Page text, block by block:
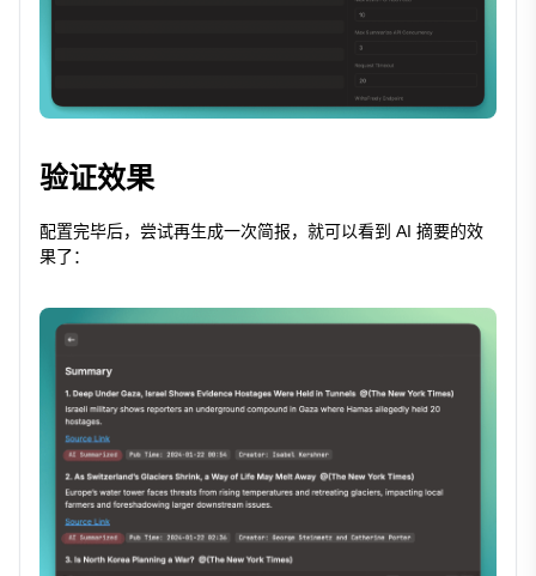
验证效果
配置完毕后，尝试再生成一次简报，就可以看到 AI 摘要的效
果了：